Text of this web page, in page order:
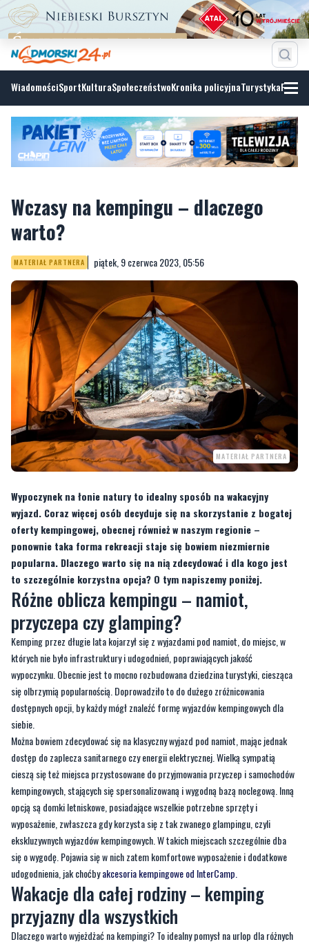
WiadomościSportKulturaSpołeczeństwoKronika policyjnaTurystyka
Wczasy na kempingu – dlaczego
warto?
MATERIAŁ PARTNERA piątek, 9 czerwca 2023, 05:56
MATERIAŁ PARTNERA
Wypoczynek na łonie natury to idealny sposób na wakacyjny
wyjazd. Coraz więcej osób decyduje się na skorzystanie z bogatej
oferty kempingowej, obecnej również w naszym regionie –
ponownie taka forma rekreacji staje się bowiem niezmiernie
popularna. Dlaczego warto się na nią zdecydować i dla kogo jest
to szczególnie korzystna opcja? O tym napiszemy poniżej.
Różne oblicza kempingu – namiot,
przyczepa czy glamping?
Kemping przez długie lata kojarzył się z wyjazdami pod namiot, do miejsc, w
których nie było infrastruktury i udogodnień, poprawiających jakość
wypoczynku. Obecnie jest to mocno rozbudowana dziedzina turystyki, ciesząca
się olbrzymią popularnością. Doprowadziło to do dużego zróżnicowania
dostępnych opcji, by każdy mógł znaleźć formę wyjazdów kempingowych dla
siebie.
Można bowiem zdecydować się na klasyczny wyjazd pod namiot, mając jednak
dostęp do zaplecza sanitarnego czy energii elektrycznej. Wielką sympatią
cieszą się też miejsca przystosowane do przyjmowania przyczep i samochodów
kempingowych, stających się spersonalizowaną i wygodną bazą noclegową. Inną
opcją są domki letniskowe, posiadające wszelkie potrzebne sprzęty i
wyposażenie, zwłaszcza gdy korzysta się z tak zwanego glampingu, czyli
ekskluzywnych wyjazdów kempingowych. W takich miejscach szczególnie dba
się o wygodę. Pojawia się w nich zatem komfortowe wyposażenie i dodatkowe
udogodnienia, jak choćbyakcesoria kempingowe od InterCamp.
Wakacje dla całej rodziny – kemping
przyjazny dla wszystkich
Dlaczego warto wyjeżdżać na kempingi? To idealny pomysł na urlop dla różnych